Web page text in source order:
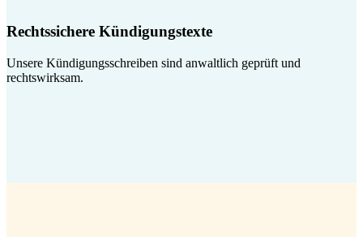
Rechtssichere Kündigungstexte
Unsere Kündigungsschreiben sind anwaltlich geprüft und
rechtswirksam.